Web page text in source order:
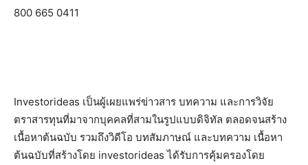
800 665 0411
Investorideas เป็นผู้เผยแพร่ข่าวสาร บทความ และการวิจัย
ตราสารทุนที่มาจากบุคคลที่สามในรูปแบบดิจิทัล ตลอดจนสร้าง
เนื้อหาต้นฉบับ รวมถึงวิดีโอ บทสัมภาษณ์ และบทความ เนื้อหา
ต้นฉบับที่สร้างโดย investorideas ได้รับการคุ้มครองโดย